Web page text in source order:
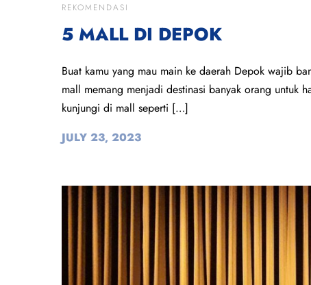
REKOMENDASI
5 MALL DI DEPOK
Buat kamu yang mau main ke daerah Depok wajib
mall memang menjadi destinasi banyak orang untuk
kunjungi di mall seperti […]
JULY 23, 2023